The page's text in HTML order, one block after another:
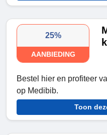
25%
AANBIEDING
Bestel hier en profiteer
op Medibib.
Toon